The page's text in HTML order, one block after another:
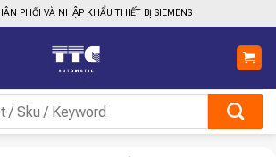
PHỐI VÀ NHẬP KHẨU THIẾT BỊ SIEMENS